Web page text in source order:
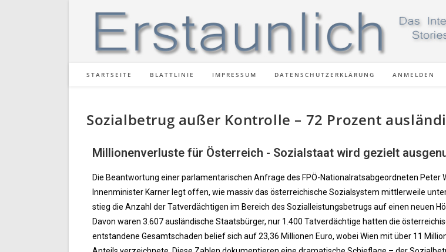
STARTSEITE BLATTLINIE IMPRESSUM DATENSCHUTZERKLÄRUNG ANMELDEN
Sozialbetrug außer Kontrolle – 72 Prozent
Millionenverluste für Österreich - Sozialstaat wird gezielt
Die Beantwortung einer parlamentarischen Anfrage des FPÖ-Nationalratsabgeordneten Peter
Innenminister Karner legt offen, wie massiv das österreichische Sozialsystem mittlerweile
stieg die Anzahl der Tatverdächtigen im Bereich des Sozialleistungsbetrugs auf einen neuen
Davon waren 3.607 ausländische Staatsbürger, nur 1.400 Tatverdächtige hatten die
entstandene Gesamtschaden belief sich auf 23,36 Millionen Euro, wobei Wien mit über 11